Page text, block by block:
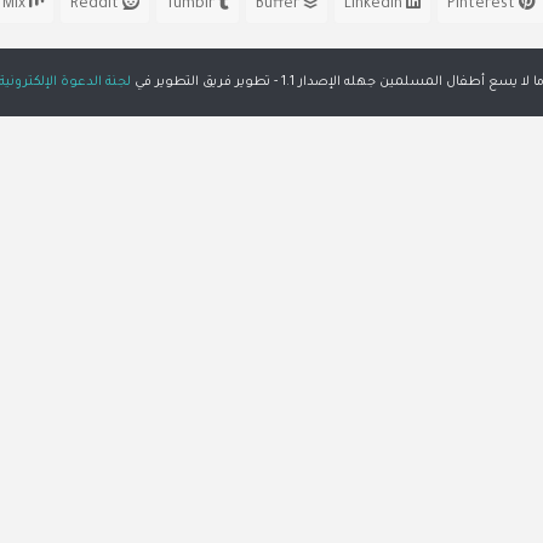
Buffer
Tumblr
Mix
ما لا يسع أطفال المسلمين جهله الإصدار 1.1 - تطوير فريق التطوير في لجنة الدعوة الإلكترونية